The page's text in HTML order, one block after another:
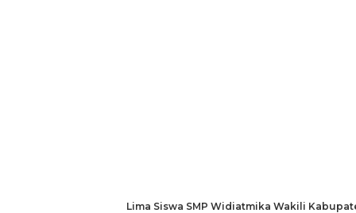
Lima Siswa SMP Widiatmika Wakili